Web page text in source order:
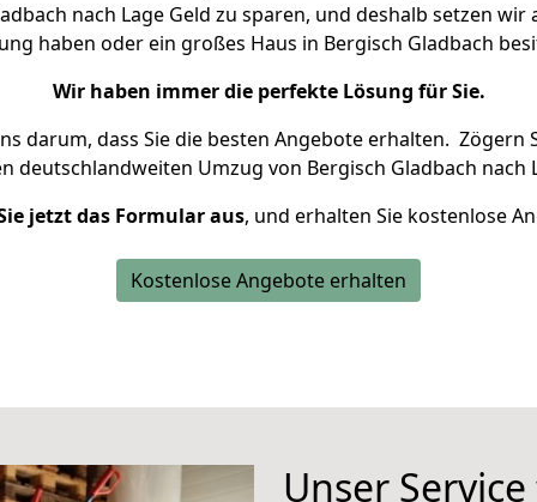
nach Lage Geld zu sparen, und deshalb setzen wir
haben oder ein großes Haus in Bergisch Gladbach
Wir haben immer die perfekte Lösung für Sie.
darum, dass Sie die besten Angebote erhalten. Zögern
deutschlandweiten Umzug von Bergisch Gladbach nach
jetzt das Formular aus, und erhalten Sie kostenlose
Kostenlose Angebote erhalten
Unser